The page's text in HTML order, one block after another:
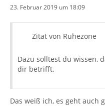
23. Februar 2019 um 18:09
Zitat von Ruhezone
Dazu solltest du wissen,
dir betrifft.
Das weiß ich, es geht auch